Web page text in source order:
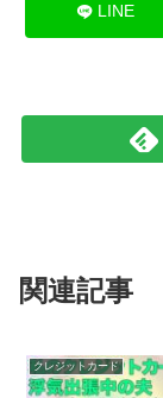
LINE
関連記事
クレジットカード